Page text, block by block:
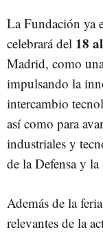
La Fundación ya
celebrará del 18
Madrid, como
impulsando la
intercambio
así como para
industriales y
de la Defensa y
Además de la
relevantes de la